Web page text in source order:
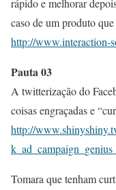
rápido e melhorar
caso de um produto
http://www.interaction-
Pauta 03
A twitterização do
coisas engraçadas e
http://
Tomara que tenham